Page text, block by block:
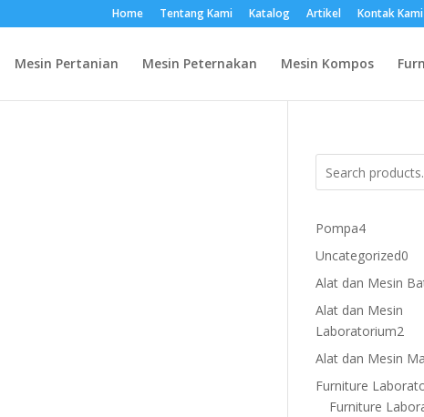
Home Tentang Kami Katalog Artikel Kontak Kami
Mesin Pertanian Mesin Peternakan Mesin Kompos
Pompa44
products
Uncategorized0
Alat dan Mesin
Alat dan Mesin
Laboratorium2
Alat dan Mesin
Furniture
Furniture